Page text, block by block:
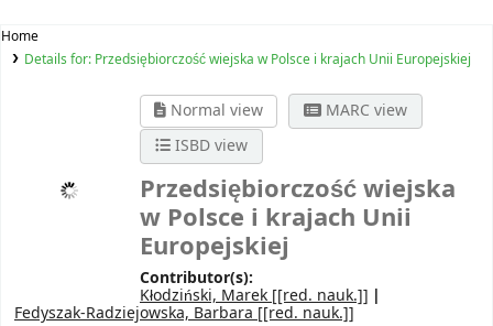
Home
Details for: Przedsiębiorczość wiejska w Polsce i krajach Unii Europejskiej
Normal view
MARC view
ISBD view
Przedsiębiorczość wiejska
w Polsce i krajach Unii
Europejskiej
Contributor(s):
Kłodziński, Marek [[red. nauk.]]
Fedyszak-Radziejowska, Barbara [[red. nauk.]]